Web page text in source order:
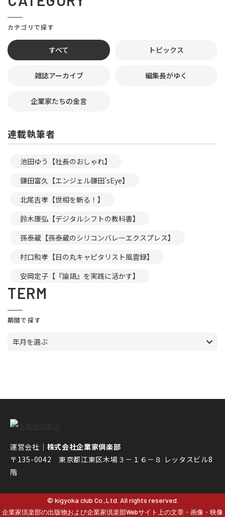
カテゴリで探す
すべて トピックス
雑誌アーカイブ 編集長がゆく
企業家たちの金言
連載執筆者
池田ゆう【社長のおしゃれ】
鎌田富久【エンジェル鎌田’sEye】
北尾吉孝【世相を斬る！】
鈴木康弘【デジタルシフトの教科書】
孫泰蔵【孫泰蔵のシリコンバレーエクスプレス】
村口和孝【日の丸キャピタリスト風雲録】
安岡定子【『論語』を実践に活かす】
TERM
期間で探す
年月を選ぶ
運営会社｜ 株式会社企業家倶楽部
〒135-0042 東京都江東区木場３－１６－８ レッタスビル8
階
© kigyoka club Co.,Ltd. All rights reserved.
企業家倶楽部の出版物および企業家倶楽部Webサイト上の文章・画像・映像